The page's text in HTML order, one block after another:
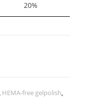
20%
, HEMA-free gelpolish,